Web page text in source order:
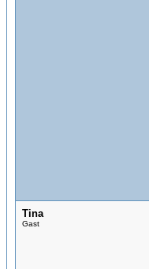
Tina
Gast